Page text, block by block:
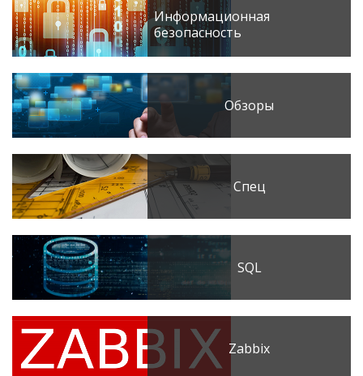
Информационная
безопасность
Обзоры
Спец
SQL
Zabbix